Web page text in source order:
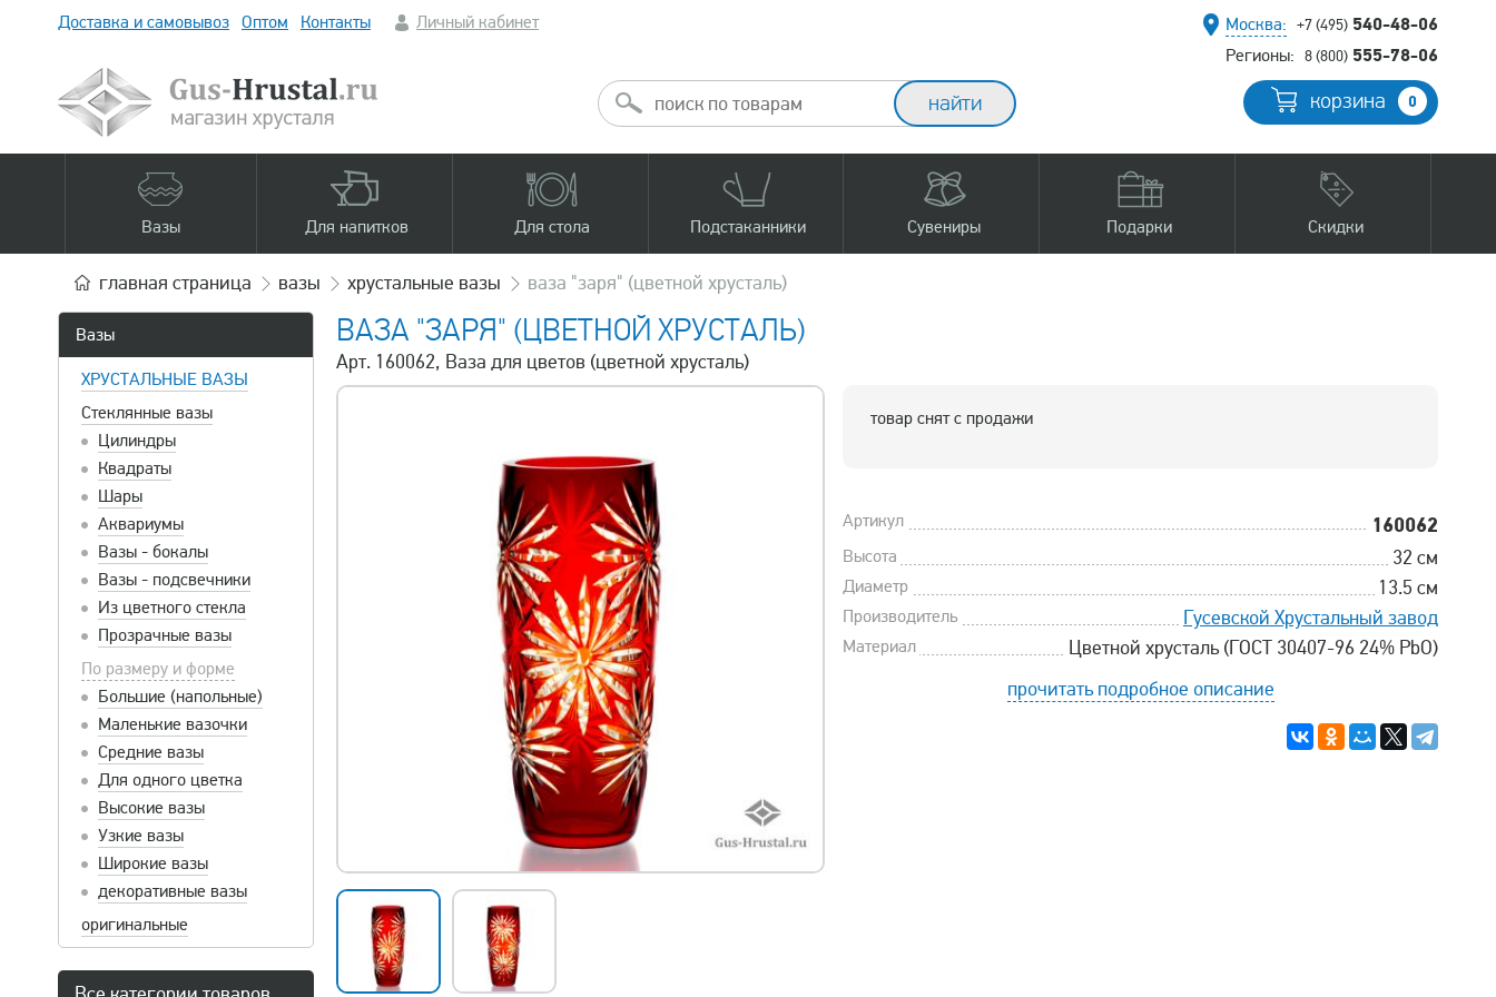
Доставка и самовывоз Оптом Контакты Личный кабинет Москва: +7 (495) 540-48-06
Регионы: 8 (800) 555-78-06
корзина 0
Вазы Для напитков Для стола Подстаканники Сувениры Подарки Скидки
главная страница вазы хрустальные вазы ваза "заря" (цветной хрусталь)
Вазы
ХРУСТАЛЬНЫЕ ВАЗЫ
Стеклянные вазы
Цилиндры
Квадраты
Шары
Аквариумы
Вазы - бокалы
Вазы - подсвечники
Из цветного стекла
Прозрачные вазы
По размеру и форме
Большие (напольные)
Маленькие вазочки
Средние вазы
Для одного цветка
Высокие вазы
Узкие вазы
Широкие вазы
декоративные вазы
оригинальные
ВАЗА "ЗАРЯ" (ЦВЕТНОЙ ХРУСТАЛЬ)
Арт. 160062, Ваза для цветов (цветной хрусталь)
товар снят с продажи
Артикул 160062
Высота 32 см
Диаметр 13.5 см
Производитель Гусевской Хрустальный завод
Материал
Цветной хрусталь (ГОСТ 30407-96 24% PbO)
прочитать подробное описание